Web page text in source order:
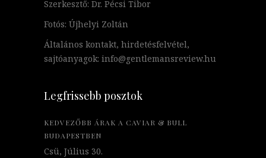
Szerkesztő: Dr. Pécsi Tibor
Fotós: Újhelyi Zoltán
Általános kontakt, hirdetésfelvétel,
sajtóanyagok: info@gentlemansreview.hu
Legfrissebb posztok
KEDVEZŐBB ÁRAK A CAVIAR & BULL
BUDAPESTBEN
Csü, Július 30.